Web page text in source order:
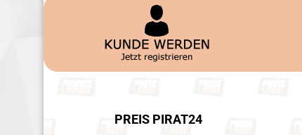
PREIS PIRAT24